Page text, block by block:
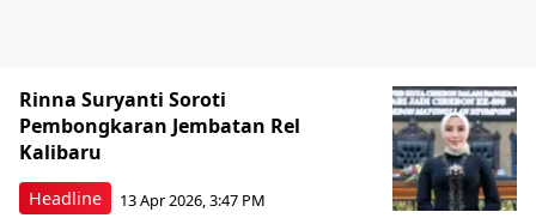
Headline
Rinna Suryanti Soroti
Pembongkaran Jembatan Rel
Kalibaru
13 Apr 2026, 3:47 PM